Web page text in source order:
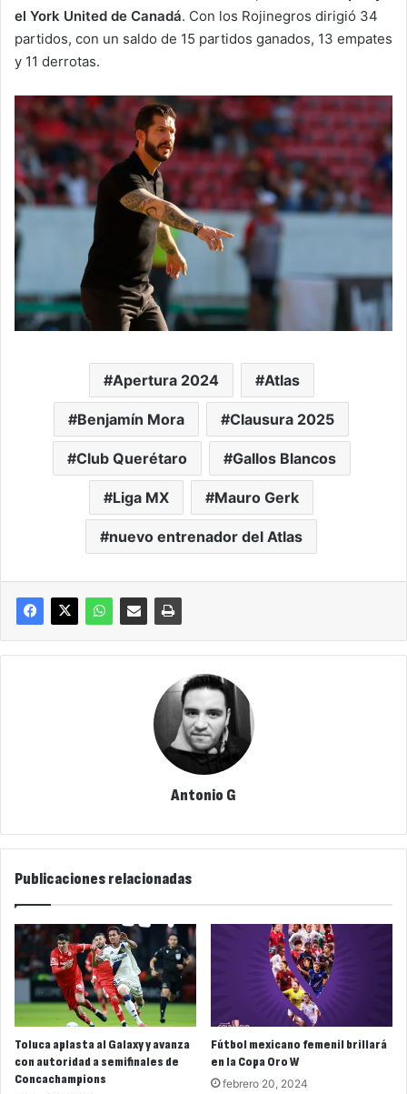
el York United de Canadá. Con los Rojinegros dirigió 34
partidos, con un saldo de 15 partidos ganados, 13 empates
y 11 derrotas.
Apertura 2024 Atlas
Benjamín Mora Clausura 2025
Club Querétaro Gallos Blancos
Liga MX Mauro Gerk
nuevo entrenador del Atlas
Antonio G
Publicaciones relacionadas
Toluca aplasta al Galaxy y avanza
con autoridad a semifinales de
Concachampions
Fútbol mexicano femenil brillará
en la Copa Oro W
febrero 20, 2024